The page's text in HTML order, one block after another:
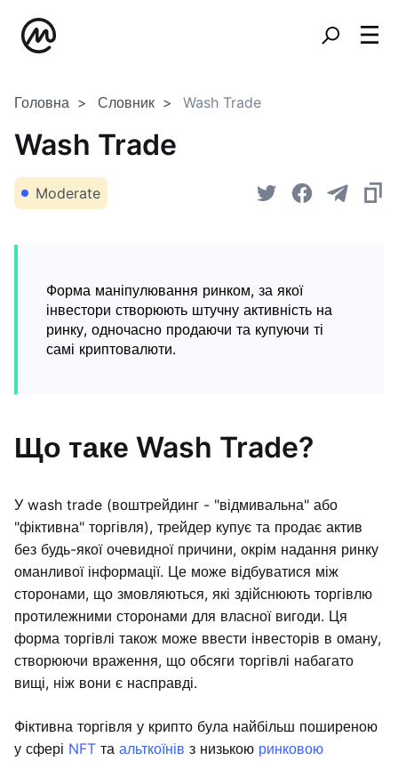
Головна Словник Wash Trade
Wash Trade
Moderate
Форма маніпулювання ринком, за якої
інвестори створюють штучну активність на
ринку, одночасно продаючи та купуючи ті
самі криптовалюти.
Що таке Wash Trade?
У wash trade (воштрейдинг - "відмивальна" або
"фіктивна" торгівля), трейдер купує та продає актив
без будь-якої очевидної причини, окрім надання ринку
оманливої інформації. Це може відбуватися між
сторонами, що змовляються, які здійснюють торгівлю
протилежними сторонами для власної вигоди. Ця
форма торгівлі також може ввести інвесторів в оману,
створюючи враження, що обсяги торгівлі набагато
вищі, ніж вони є насправді.
Фіктивна торгівля у крипто була найбільш поширеною
у сфері NFT та альткоїнів з низькою ринковою